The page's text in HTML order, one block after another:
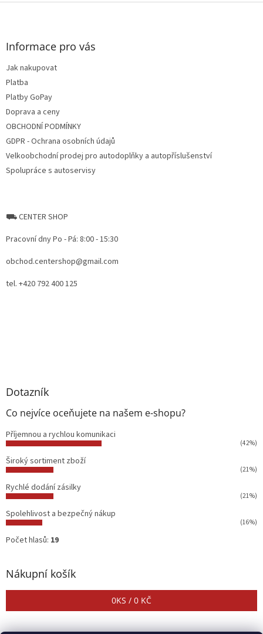
Z
Informace pro vás
Jak nakupovat
Platba
Platby GoPay
Doprava a ceny
OBCHODNÍ PODMÍNKY
GDPR - Ochrana osobních údajů
Velkoobchodní prodej pro autodoplňky a autopříslušenství
Spolupráce s autoservisy
⛟ CENTER SHOP
Pracovní dny Po - Pá: 8:00 - 15:30
obchod.centershop@gmail.com
tel. +420 792 400 125
Dotazník
Co nejvíce oceňujete na našem e-shopu?
Příjemnou a rychlou komunikaci
(42%)
Široký sortiment zboží
(21%)
Rychlé dodání zásilky
(21%)
Spolehlivost a bezpečný nákup
(16%)
Počet hlasů: 19
Nákupní košík
0KS / 0 KČ